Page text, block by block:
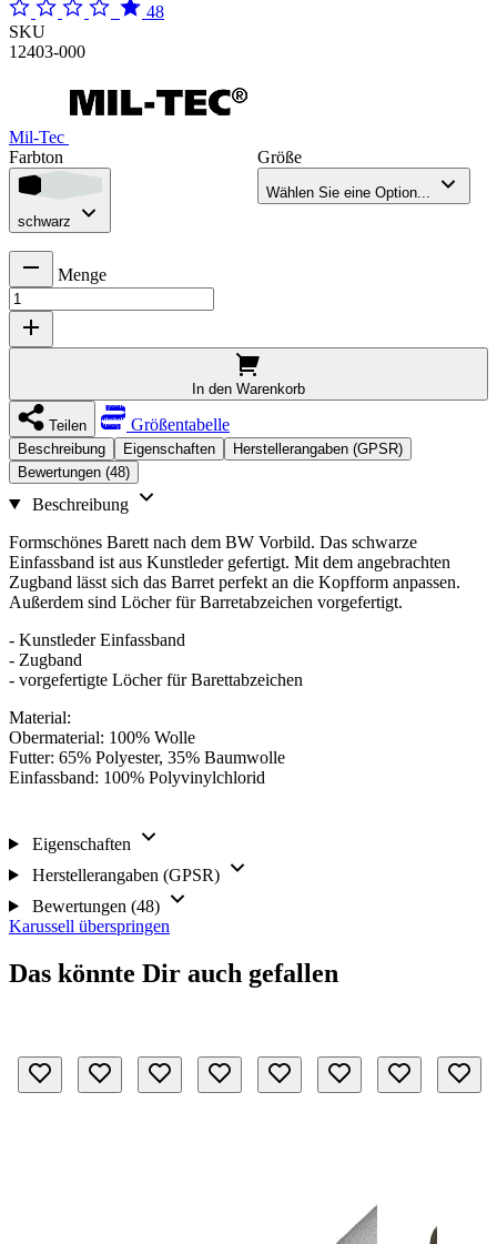
48
SKU
12403-000
Mil-Tec
Farbton
schwarz
Größe
Wählen Sie eine Option...
Menge
In den Warenkorb
Teilen Größentabelle
Beschreibung Eigenschaften
Herstellerangaben (GPSR)
Bewertungen (48)
Beschreibung
Formschönes Barett nach dem BW Vorbild. Das schwarze
Einfassband ist aus Kunstleder gefertigt. Mit dem angebrachten
Zugband lässt sich das Barret perfekt an die Kopfform anpassen.
Außerdem sind Löcher für Barretabzeichen vorgefertigt.
- Kunstleder Einfassband
- Zugband
- vorgefertigte Löcher für Barettabzeichen
Material:
Obermaterial: 100% Wolle
Futter: 65% Polyester, 35% Baumwolle
Einfassband: 100% Polyvinylchlorid
Eigenschaften
Herstellerangaben (GPSR)
Bewertungen (48)
Karussell überspringen
Das könnte Dir auch gefallen